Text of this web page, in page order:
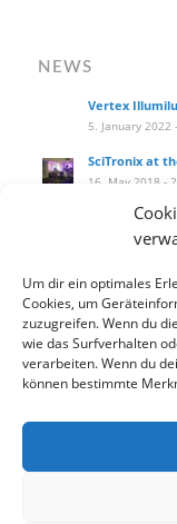
Um dir ein optimales
Cookies, um
zuzugreifen. Wenn du
wie das Surfverhalten
verarbeiten. Wenn du
können bestimmte
NEWS
Vertex
5. January 2022
SciTronix at
16. May 2018 -
SciTronix auf
16. May 2018 -
27. September
Our new
12. September